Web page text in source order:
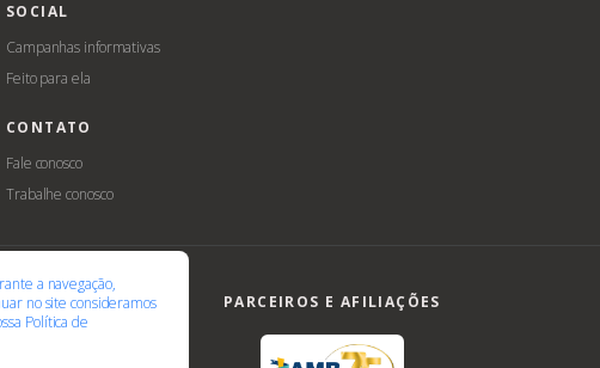
SOCIAL
Campanhas informativas
Feito para ela
CONTATO
Fale conosco
Trabalhe conosco
PARCEIROS E AFILIAÇÕES
a navegação,
no site consideramos
Política de